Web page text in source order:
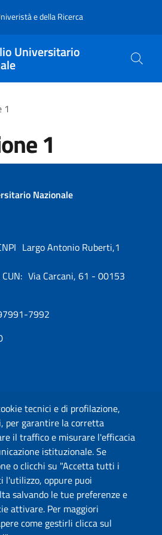
e della Ricerca
Universitario
1
1
tecnici e di profilazione,
per garantire la corretta
il traffico e misurare l'efficacia
istituzionale. Se
o clicchi su "Accetta tutti i
l'utilizzo, oppure puoi
salvando le tue preferenze e
attivare. Per maggiori
come gestirli clicca sul
Nazionale
Largo Antonio Ruberti,1
Via Carcani, 61 - 00153
7992
e Coreutica